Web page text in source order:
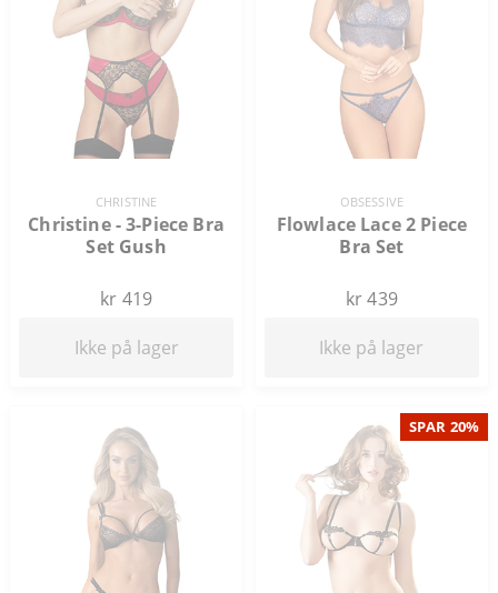
CHRISTINE
Christine - 3-Piece Bra
Set Gush
kr 419
Ikke på lager
OBSESSIVE
Flowlace Lace 2 Piece
Bra Set
kr 439
Ikke på lager
SPAR 20%